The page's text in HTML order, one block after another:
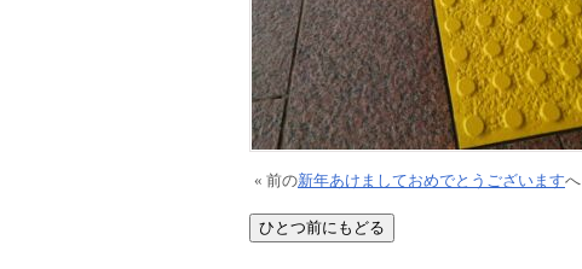
« 前の新年あけましておめでとうございますへ